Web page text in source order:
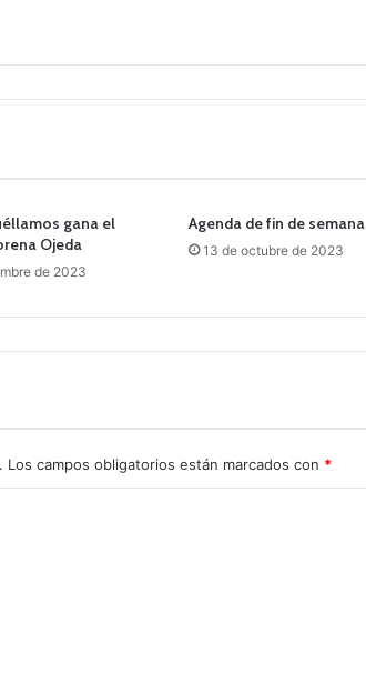
gana el
Ojeda
de 2023
Agenda de fin de semana
13 de octubre de 2023
Los campos obligatorios están marcados con *